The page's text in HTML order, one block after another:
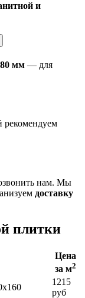
и
мм — для
рекомендуем
нам. Мы
доставку
плитки
Цена
за м2
1215
руб